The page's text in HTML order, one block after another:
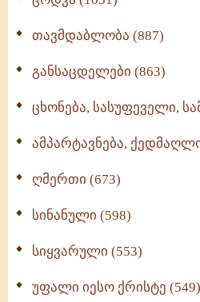
თავმდაბლობა (887)
განსაცდელები (863)
ცხონება, სასუფეველი,
ამპარტავნება,
ღმერთი (673)
სინანული (598)
სიყვარული (553)
უფალი იესო ქრისტე (549)